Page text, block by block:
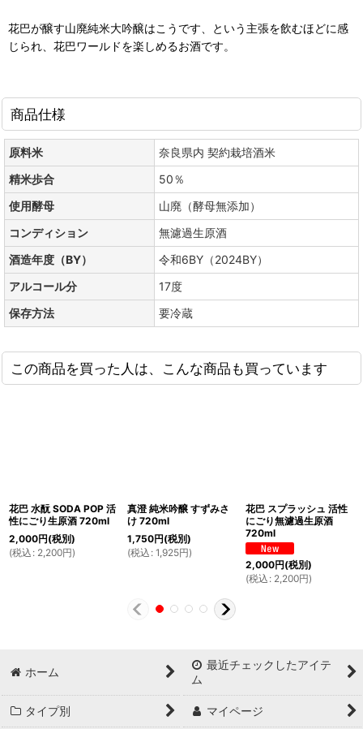
花巴が醸す山廃純米大吟醸はこうです、という主張を飲むほどに感
じられ、花巴ワールドを楽しめるお酒です。
商品仕様
原料米
奈良県内 契約栽培酒米
精米歩合
50％
使用酵母
山廃（酵母無添加）
コンディション
無濾過生原酒
酒造年度（BY）
令和6BY（2024BY）
アルコール分
17度
保存方法
要冷蔵
この商品を買った人は、こんな商品も買っています
花巴 水酛 SODA POP 活
性にごり生原酒 720ml
2,000円(税別)
(税込 : 2,200円)
真澄 純米吟醸 すずみさ
け 720ml
1,750円(税別)
(税込 : 1,925円)
花巴 スプラッシュ 活性
にごり無濾過生原酒
720ml
2,000円(税別)
(税込 : 2,200円)
ホーム
最近チェックしたアイテ
ム
タイプ別 マイページ